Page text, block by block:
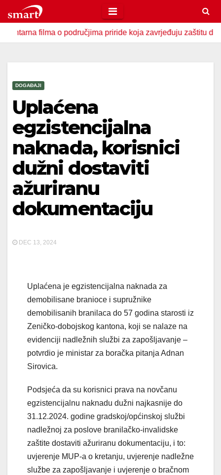
to
content
filma o područjima priride koja zavrjeđuju zaštitu države
DOGAĐAJI
Uplaćena
egzistencijalna
naknada, korisnici
dužni dostaviti
ažuriranu
dokumentaciju
DEC 13, 2024
Uplaćena je egzistencijalna naknada za
demobilisane branioce i supružnike
demobilisanih branilaca do 57 godina starosti iz
Zeničko-dobojskog kantona, koji se nalaze na
evidenciji nadležnih službi za zapošljavanje –
potvrdio je ministar za boračka pitanja Adnan
Sirovica.
Podsjeća da su korisnici prava na novčanu
egzistencijalnu naknadu dužni najkasnije do
31.12.2024. godine gradskoj/općinskoj službi
nadležnoj za poslove branilačko-invalidske
zaštite dostaviti ažuriranu dokumentaciju, i to:
uvjerenje MUP-a o kretanju, uvjerenje nadležne
službe za zapošljavanje i uvjerenje o bračnom